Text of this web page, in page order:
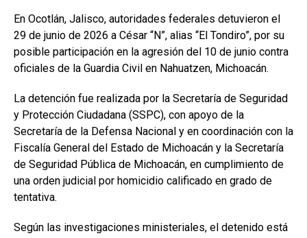
En Ocotlán, Jalisco, autoridades federales detuvieron el
29 de junio de 2026 a César “N”, alias “El Tondiro”, por su
posible participación en la agresión del 10 de junio contra
oficiales de la Guardia Civil en Nahuatzen, Michoacán.
La detención fue realizada por la Secretaría de Seguridad
y Protección Ciudadana (SSPC), con apoyo de la
Secretaría de la Defensa Nacional y en coordinación con la
Fiscalía General del Estado de Michoacán y la Secretaría
de Seguridad Pública de Michoacán, en cumplimiento de
una orden judicial por homicidio calificado en grado de
tentativa.
Según las investigaciones ministeriales, el detenido está